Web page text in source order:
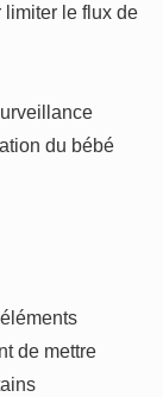
limiter le flux de
du bébé
de mettre